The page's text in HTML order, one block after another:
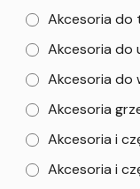
Akcesoria do
Akcesoria do
Akcesoria do
Akcesoria
Akcesoria i
Akcesoria i